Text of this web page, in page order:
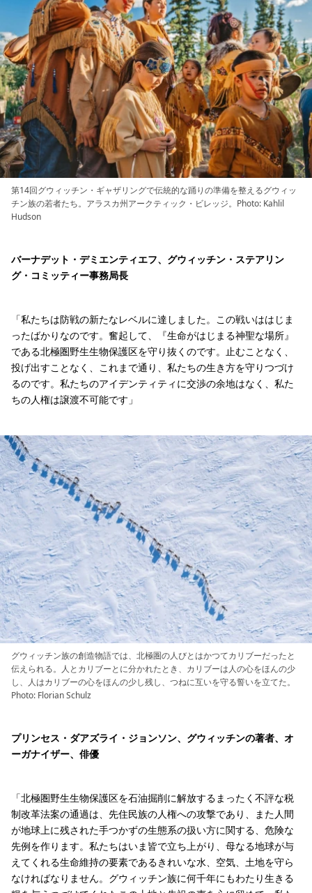
第14回グウィッチン・ギャザリングで伝統的な踊りの準備を整えるグウィッ
チン族の若者たち。アラスカ州アークティック・ビレッジ。Photo: Kahlil
Hudson
バーナデット・デミエンティエフ、グウィッチン・ステアリン
グ・コミッティー事務局長
「私たちは防戦の新たなレベルに達しました。この戦いははじま
ったばかりなのです。奮起して、『生命がはじまる神聖な場所』
である北極圏野生生物保護区を守り抜くのです。止むことなく、
投げ出すことなく、これまで通り、私たちの生き方を守りつづけ
るのです。私たちのアイデンティティに交渉の余地はなく、私た
ちの人権は譲渡不可能です」
グウィッチン族の創造物語では、北極圏の人びとはかつてカリブーだったと
伝えられる。人とカリブーとに分かれたとき、カリブーは人の心をほんの少
し、人はカリブーの心をほんの少し残し、つねに互いを守る誓いを立てた。
Photo: Florian Schulz
プリンセス・ダアズライ・ジョンソン、グウィッチンの著者、オ
ーガナイザー、俳優
「北極圏野生生物保護区を石油掘削に解放するまったく不評な税
制改革法案の通過は、先住民族の人権への攻撃であり、また人間
が地球上に残された手つかずの生態系の扱い方に関する、危険な
先例を作ります。私たちはいま皆で立ち上がり、母なる地球が与
えてくれる生命維持の要素であるきれいな水、空気、土地を守ら
なければなりません。グウィッチン族に何千年にもわたり生きる